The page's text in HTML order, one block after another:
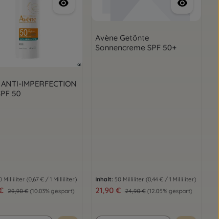
IMPERFECTION
50
Milliliter (0,67 € / 1 Milliliter)
Regulärer Preis:
29,90 € (10.03% gespart)
Avène Getönte
Sonnencreme SPF 50+
Inhalt: 50 Milliliter (0,44 € / 1 Milliliter)
Verkaufspreis:
21,90 € Regulärer Preis:
24,90 € (12.05% gespart)